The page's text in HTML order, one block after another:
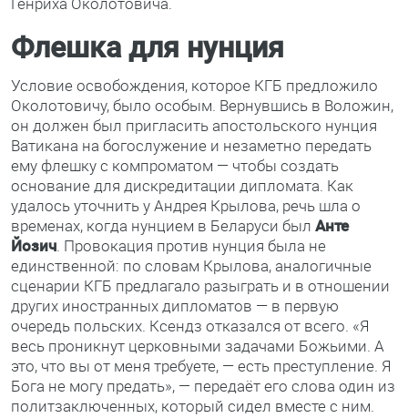
Флешка для нунция
Условие освобождения, которое КГБ предложило
Околотовичу, было особым. Вернувшись в Воложин,
он должен был пригласить апостольского нунция
Ватикана на богослужение и незаметно передать
ему флешку с компроматом — чтобы создать
основание для дискредитации дипломата. Как
удалось уточнить у Андрея Крылова, речь шла о
временах, когда нунцием в Беларуси был Анте
Йозич. Провокация против нунция была не
единственной: по словам Крылова, аналогичные
сценарии КГБ предлагало разыграть и в отношении
других иностранных дипломатов — в первую
очередь польских. Ксендз отказался от всего. «Я
весь проникнут церковными задачами Божьими. А
это, что вы от меня требуете, — есть преступление. Я
Бога не могу предать», — передаёт его слова один из
политзаключенных, который сидел вместе с ним.